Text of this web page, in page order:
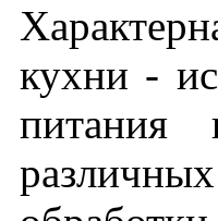
кухни -
питания